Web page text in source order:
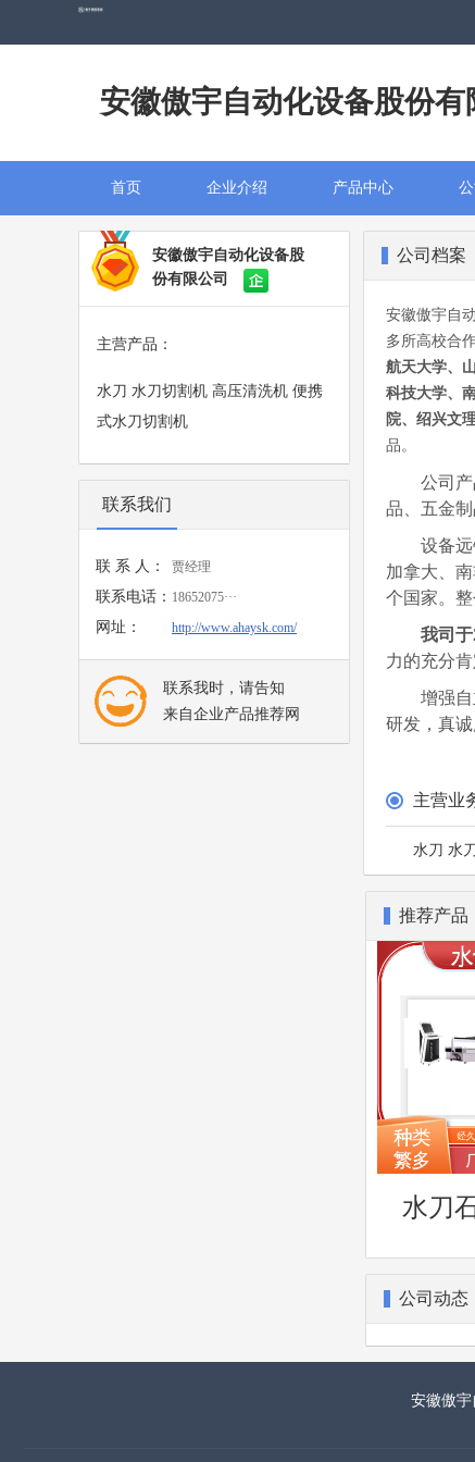
安徽傲宇自动化设备股份有
首页 企业介绍 产品中心
安徽傲宇自动化设备股
份有限公司
主营产品：
水刀 水刀切割机 高压清洗机 便携
式水刀切割机
联系我们
联 系 人： 贾经理
联系电话： 18652075···
网址： http://www.ahaysk.com/
联系我时，请告知
来自企业产品推荐网
公司档案
安徽傲宇自
多所高校合作
航天大学、
科技大学、
院、绍兴文
品。
公司产
品、五金制
设备
加拿大、
个国家。
我司 于
力的充分
增强
研发，真
主营业
水刀 水
推荐产品
水刀
公司动态
安徽傲